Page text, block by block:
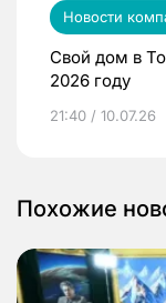
Новости
Свой дом в
2026 году
21:40 / 10.07.26
Похожие